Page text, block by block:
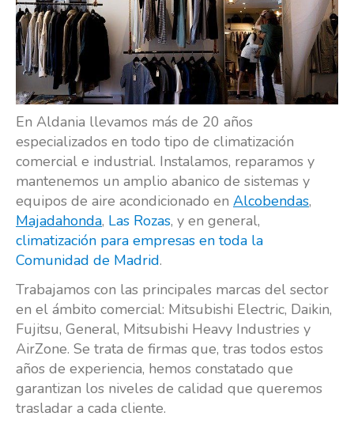
En Aldania llevamos más de 20 años
especializados en todo tipo de climatización
comercial e industrial. Instalamos, reparamos y
mantenemos un amplio abanico de sistemas y
equipos de aire acondicionado en Alcobendas,
Majadahonda, Las Rozas, y en general,
climatización para empresas en toda la
Comunidad de Madrid.
Trabajamos con las principales marcas del sector
en el ámbito comercial: Mitsubishi Electric, Daikin,
Fujitsu, General, Mitsubishi Heavy Industries y
AirZone. Se trata de firmas que, tras todos estos
años de experiencia, hemos constatado que
garantizan los niveles de calidad que queremos
trasladar a cada cliente.